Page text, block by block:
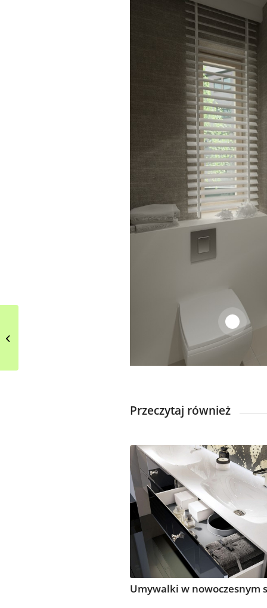
Przeczytaj również
Umywalki w nowoczesnym